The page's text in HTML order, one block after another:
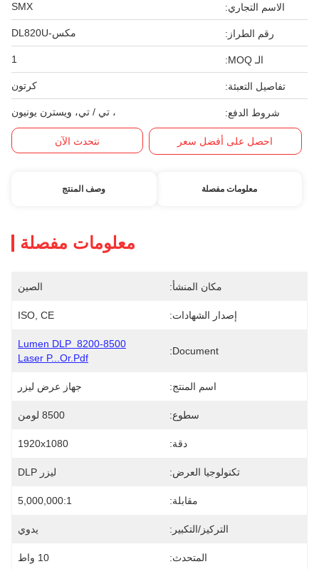
الاسم التجاري: SMX
رقم الطراز: مكس-DL820U
الـ MOQ: 1
تفاصيل التعبئة: كرتون
شروط الدفع: ، تي / تي، ويسترن يونيون
احصل على أفضل سعر نتحدث الآن
معلومات مفصلة وصف المنتج
معلومات مفصلة
مكان المنشأ: الصين
إصدار الشهادات: ISO, CE
Document:
8200-8500 Lumen DLP
Laser P...or.pdf
اسم المنتج: جهاز عرض ليزر
سطوع: 8500 لومن
دقة: 1920x1080
تكنولوجيا العرض: ليزر DLP
مقابلة: 5,000,000:1
التركيز/التكبير: يدوي
المتحدث: 10 واط